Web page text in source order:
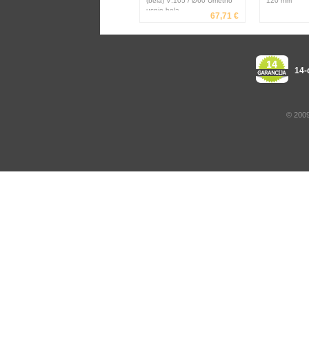
usnje bela
67,71 €
14-
©